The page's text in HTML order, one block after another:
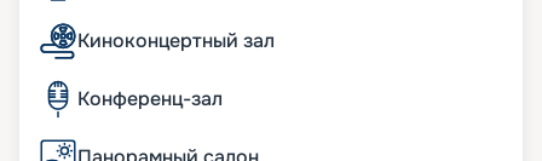
Киноконцертный зал
Конференц-зал